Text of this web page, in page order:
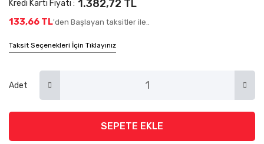
Kredi Kartı Fiyatı : 1.382,72 TL
133,66 TL'den Başlayan taksitler ile..
Taksit Seçenekleri İçin Tıklayınız
Adet
SEPETE EKLE